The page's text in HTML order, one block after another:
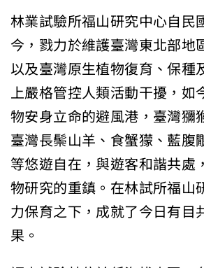
林業試驗所福山研究中心自
今，戮力於維護臺灣東北部地
以及臺灣原生植物復育、保
上嚴格管控人類活動干擾，
物安身立命的避風港，臺灣獼
臺灣長鬃山羊、食蟹獴、藍
等悠遊自在，與遊客和諧共
物研究的重鎮。在林試所福
力保育之下，成就了今日有
果。